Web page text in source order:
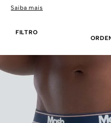
Saiba mais
FILTRO
7º MEIA
10º KIT CUECA BOXER